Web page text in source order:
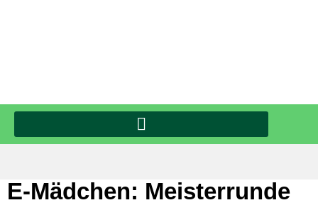
E-Mädchen: Meisterrunde